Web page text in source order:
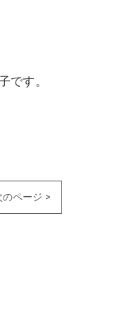
です。
のページ >